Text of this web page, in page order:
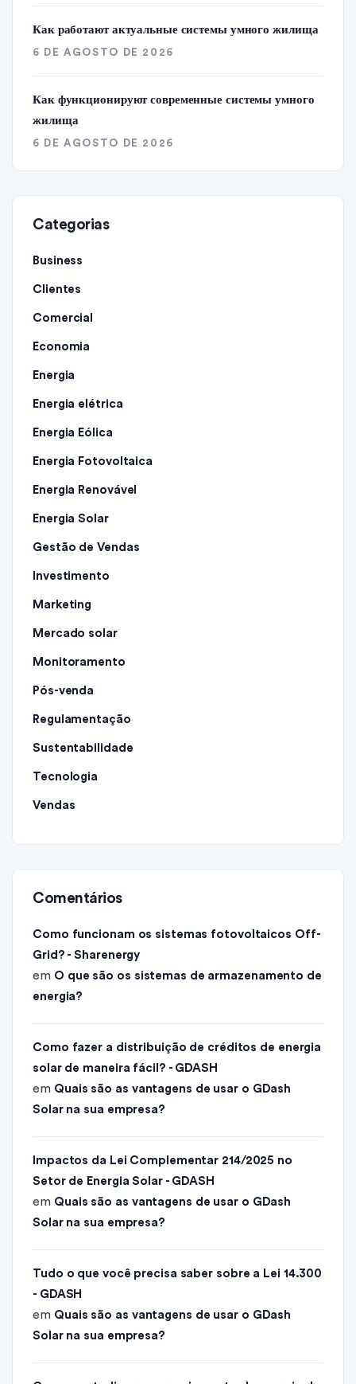
Как работают актуальные системы умного жилища
6 DE AGOSTO DE 2026
Как функционируют современные системы умного
жилища
6 DE AGOSTO DE 2026
Categorias
Business
Clientes
Comercial
Economia
Energia
Energia elétrica
Energia Eólica
Energia Fotovoltaica
Energia Renovável
Energia Solar
Gestão de Vendas
Investimento
Marketing
Mercado solar
Monitoramento
Pós-venda
Regulamentação
Sustentabilidade
Tecnologia
Vendas
Comentários
Como funcionam os sistemas fotovoltaicos Off-
Grid? - Sharenergy
em O que são os sistemas de armazenamento de
energia?
Como fazer a distribuição de créditos de energia
solar de maneira fácil? - GDASH
em Quais são as vantagens de usar o GDash
Solar na sua empresa?
Impactos da Lei Complementar 214/2025 no
Setor de Energia Solar - GDASH
em Quais são as vantagens de usar o GDash
Solar na sua empresa?
Tudo o que você precisa saber sobre a Lei 14.300
- GDASH
em Quais são as vantagens de usar o GDash
Solar na sua empresa?